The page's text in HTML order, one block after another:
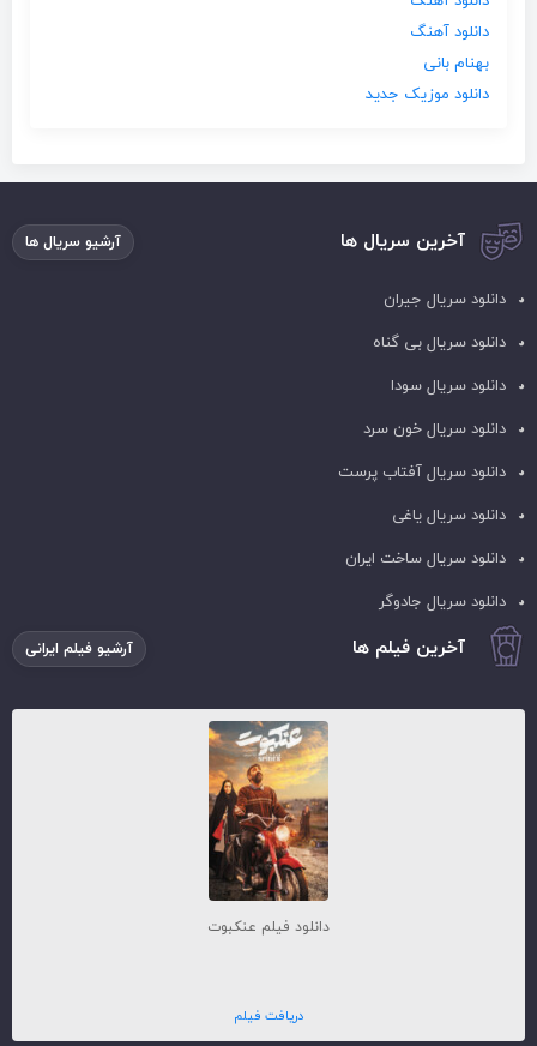
دانلود آهنگ
بهنام بانی
دانلود موزیک جدید
آخرین سریال ها آرشیو سریال ها
دانلود سریال جیران
دانلود سریال بی گناه
دانلود سریال سودا
دانلود سریال خون سرد
دانلود سریال آفتاب پرست
دانلود سریال یاغی
دانلود سریال ساخت ایران
دانلود سریال جادوگر
آخرین فیلم ها آرشیو فیلم ایرانی
دانلود فیلم عنکبوت
دریافت فیلم